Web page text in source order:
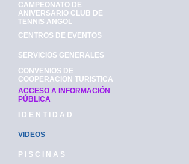
CAMPEONATO DE
ANIVERSARIO CLUB DE
TENNIS ANGOL
CENTROS DE EVENTOS
SERVICIOS GENERALES
CONVENIOS DE
COOPERACION TURISTICA
ACCESO A INFORMACIÓN
PÚBLICA
I D E N T I D A D
VIDEOS
P I S C I N A S